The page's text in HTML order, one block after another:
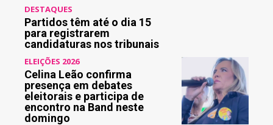
DESTAQUES
Partidos têm até o dia 15
para registrarem
candidaturas nos tribunais
ELEIÇÕES 2026
Celina Leão confirma
presença em debates
eleitorais e participa de
encontro na Band neste
domingo